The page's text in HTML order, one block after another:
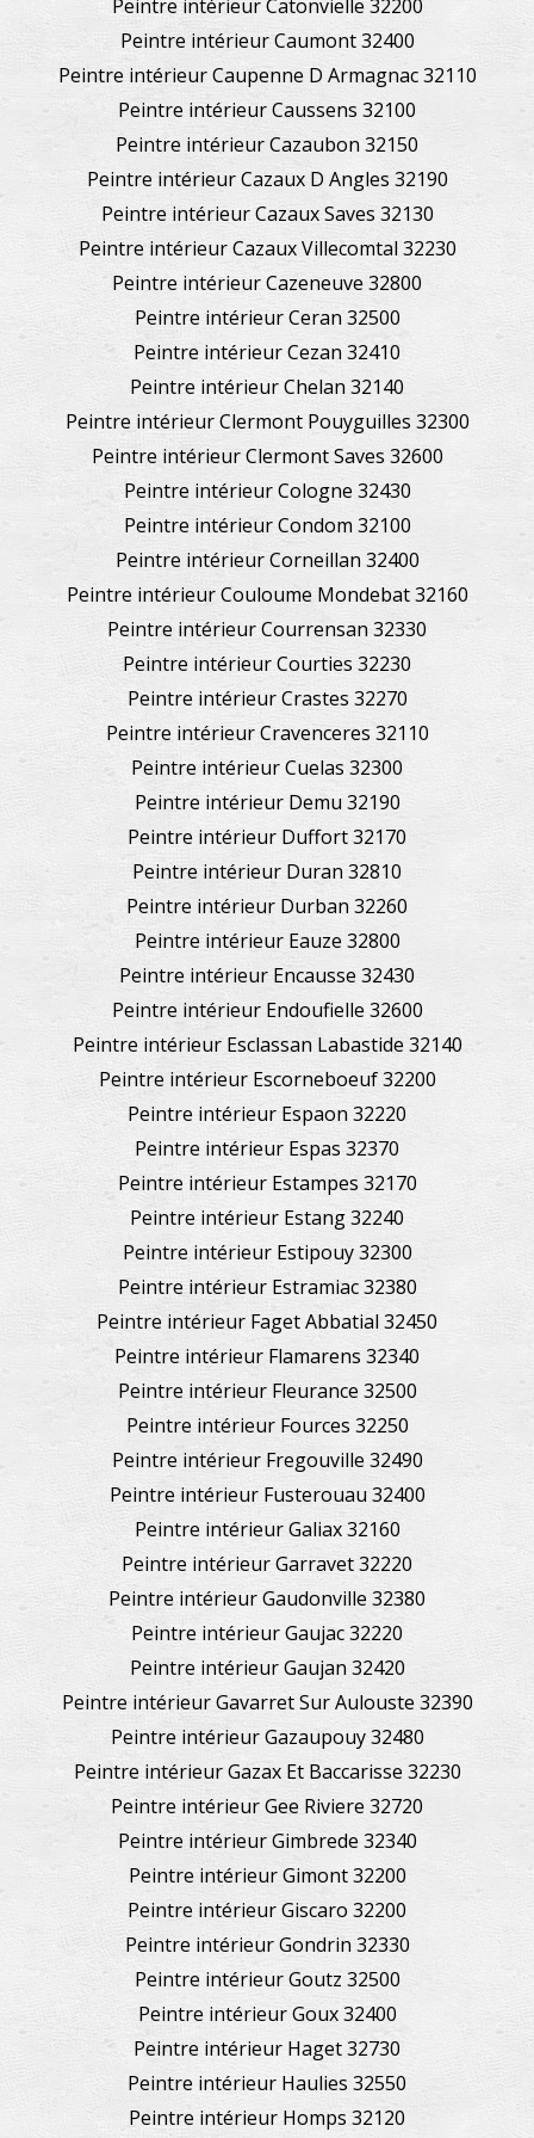
Peintre intérieur Catonvielle 32200
Peintre intérieur Caumont 32400
Peintre intérieur Caupenne D Armagnac 32110
Peintre intérieur Caussens 32100
Peintre intérieur Cazaubon 32150
Peintre intérieur Cazaux D Angles 32190
Peintre intérieur Cazaux Saves 32130
Peintre intérieur Cazaux Villecomtal 32230
Peintre intérieur Cazeneuve 32800
Peintre intérieur Ceran 32500
Peintre intérieur Cezan 32410
Peintre intérieur Chelan 32140
Peintre intérieur Clermont Pouyguilles 32300
Peintre intérieur Clermont Saves 32600
Peintre intérieur Cologne 32430
Peintre intérieur Condom 32100
Peintre intérieur Corneillan 32400
Peintre intérieur Couloume Mondebat 32160
Peintre intérieur Courrensan 32330
Peintre intérieur Courties 32230
Peintre intérieur Crastes 32270
Peintre intérieur Cravenceres 32110
Peintre intérieur Cuelas 32300
Peintre intérieur Demu 32190
Peintre intérieur Duffort 32170
Peintre intérieur Duran 32810
Peintre intérieur Durban 32260
Peintre intérieur Eauze 32800
Peintre intérieur Encausse 32430
Peintre intérieur Endoufielle 32600
Peintre intérieur Esclassan Labastide 32140
Peintre intérieur Escorneboeuf 32200
Peintre intérieur Espaon 32220
Peintre intérieur Espas 32370
Peintre intérieur Estampes 32170
Peintre intérieur Estang 32240
Peintre intérieur Estipouy 32300
Peintre intérieur Estramiac 32380
Peintre intérieur Faget Abbatial 32450
Peintre intérieur Flamarens 32340
Peintre intérieur Fleurance 32500
Peintre intérieur Fources 32250
Peintre intérieur Fregouville 32490
Peintre intérieur Fusterouau 32400
Peintre intérieur Galiax 32160
Peintre intérieur Garravet 32220
Peintre intérieur Gaudonville 32380
Peintre intérieur Gaujac 32220
Peintre intérieur Gaujan 32420
Peintre intérieur Gavarret Sur Aulouste 32390
Peintre intérieur Gazaupouy 32480
Peintre intérieur Gazax Et Baccarisse 32230
Peintre intérieur Gee Riviere 32720
Peintre intérieur Gimbrede 32340
Peintre intérieur Gimont 32200
Peintre intérieur Giscaro 32200
Peintre intérieur Gondrin 32330
Peintre intérieur Goutz 32500
Peintre intérieur Goux 32400
Peintre intérieur Haget 32730
Peintre intérieur Haulies 32550
Peintre intérieur Homps 32120